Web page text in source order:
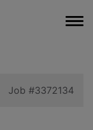
Job #3372134